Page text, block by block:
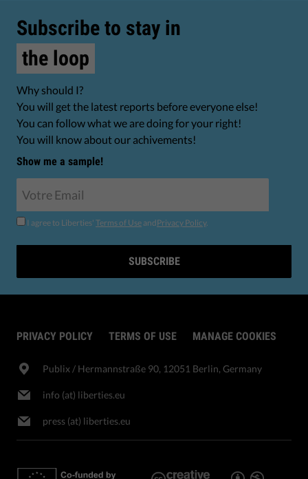
Subscribe to stay in
the loop
Why should I?
You will get the latest reports before everyone else!
You can follow what we are doing for your right!
You will know about our achivements!
Show me a sample!
I agree to Liberties' Terms of Use andPrivacy Policy.
SUBSCRIBE
PRIVACY POLICY TERMS OF USE MANAGE COOKIES
Publix​ / Hermannstraße 90, 12051 Berlin, Germany
info (at) liberties.eu
press (at) liberties.eu